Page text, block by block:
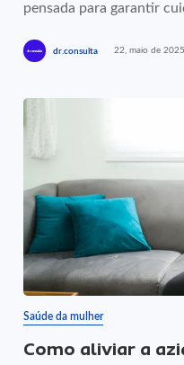
pensada para garantir
dr.consulta 22, maio de 2025
Saúde da mulher
Como aliviar a